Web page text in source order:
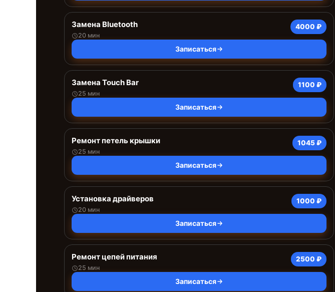
Замена Bluetooth
20 мин
4000 ₽
Записаться
Замена Touch Bar
25 мин
1100 ₽
Записаться
Ремонт петель крышки
25 мин
1045 ₽
Записаться
Установка драйверов
20 мин
1000 ₽
Записаться
Ремонт цепей питания
25 мин
2500 ₽
Записаться